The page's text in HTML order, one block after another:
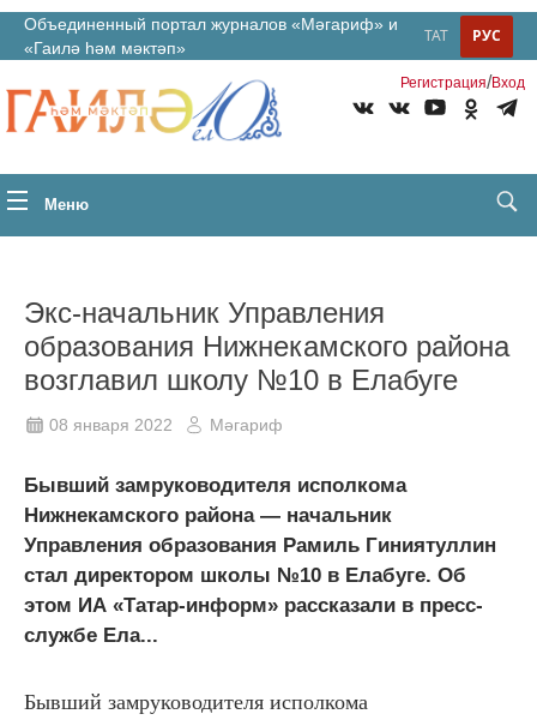
Объединенный портал журналов «Мәгариф» и
«Гаилә һәм мәктәп»
РУС
ТАТ
Регистрация/Вход
Меню
Экс-начальник Управления
образования Нижнекамского района
возглавил школу №10 в Елабуге
08 января 2022 Мәгариф
Бывший замруководителя исполкома
Нижнекамского района — начальник
Управления образования Рамиль Гиниятуллин
стал директором школы №10 в Елабуге. Об
этом ИА «Татар-информ» рассказали в пресс-
службе Ела...
Бывший замруководителя исполкома